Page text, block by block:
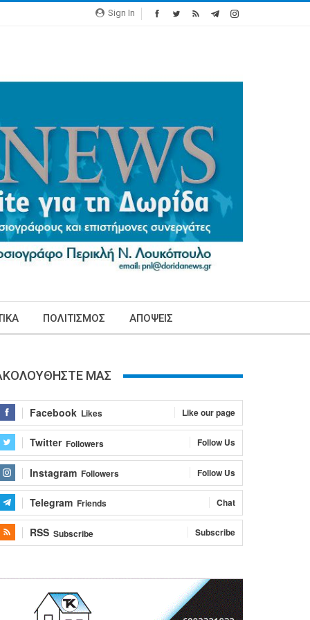
Sign In
ΠΟΛΙΤΙΣΜΟΣ ΑΠΟΨΕΙΣ
ΜΑΣ
Facebook Likes Like our page
Twitter Followers Follow Us
Instagram Followers Follow Us
Telegram Friends Chat
RSS Subscribe Subscribe